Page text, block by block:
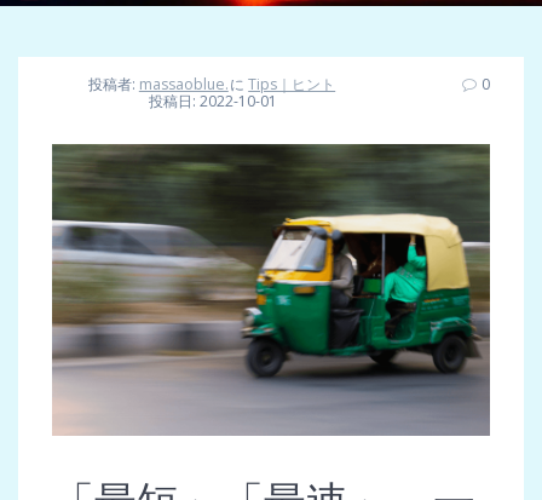
投稿者: massaoblue.にTips｜ヒント
投稿日: 2022-10-01
0